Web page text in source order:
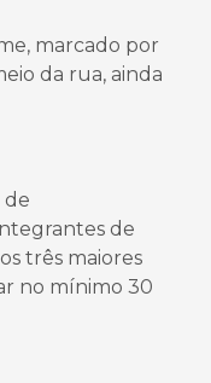
marcado por
da rua, ainda
de
de
três maiores
no mínimo 30